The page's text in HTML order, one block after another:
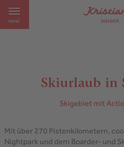
MENÜ
Skiurlaub in
Skigebiet mit
Mit über 270 Pistenkilometern,
Nightpark und dem Boarder- und